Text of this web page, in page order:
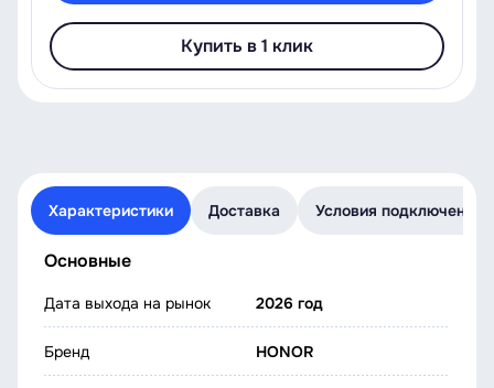
Купить в 1 клик
Характеристики Доставка Условия подключения
Основные
Дата выхода на рынок 2026 год
Бренд HONOR